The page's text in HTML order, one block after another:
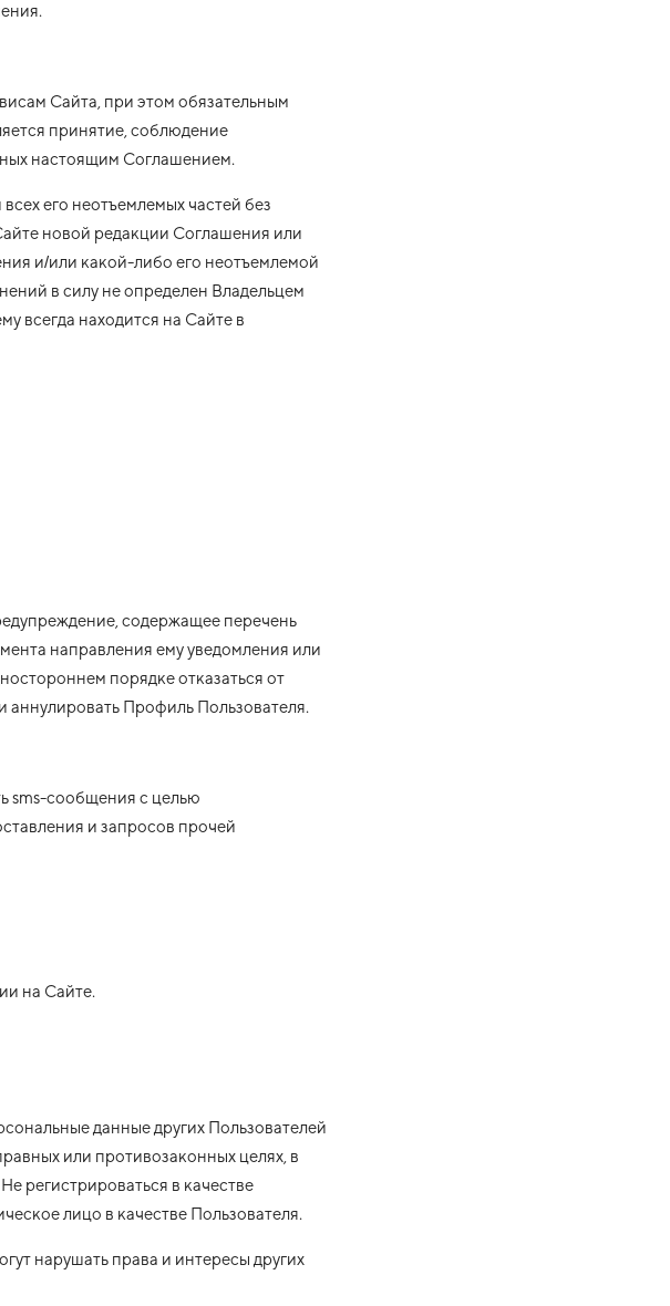
Сайта, при этом обязательным
принятие, соблюдение
настоящим Соглашением.
его неотъемлемых частей без
новой редакции Соглашения или
и/или какой-либо его неотъемлемой
в силу не определен Владельцем
всегда находится на Сайте в
содержащее перечень
направления ему уведомления или
порядке отказаться от
Профиль Пользователя.
sms-сообщения с целью
и запросов прочей
на Сайте.
данные других Пользователей
или противозаконных целях, в
регистрироваться в качестве
лицо в качестве Пользователя.
нарушать права и интересы других